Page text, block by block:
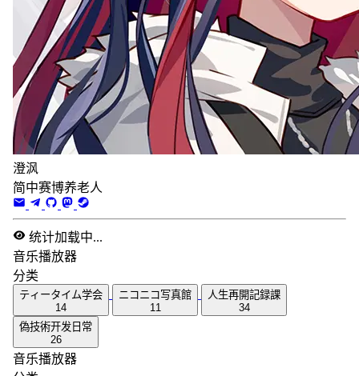
澄沨
简中赛博养老人
统计加载中...
音乐播放器
分类
ティータイム学会
14
偽技術开发日常
26
音乐播放器
分类
ティータイム学会
14
11
34
偽技術开发日常
26
音乐播放器
站点统计